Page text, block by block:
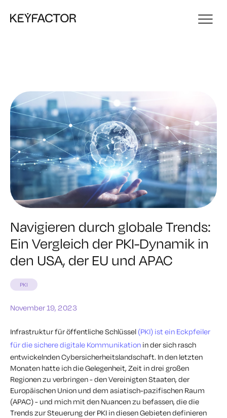
Navigieren durch globale Trends:
Ein Vergleich der PKI-Dynamik in
den USA, der EU und APAC
PKI
November 19, 2023
Infrastruktur für öffentliche Schlüssel (PKI) ist ein Eckpfeiler
für die sichere digitale Kommunikation in der sich rasch
entwickelnden Cybersicherheitslandschaft. In den letzten
Monaten hatte ich die Gelegenheit, Zeit in drei großen
Regionen zu verbringen - den Vereinigten Staaten, der
Europäischen Union und dem asiatisch-pazifischen Raum
(APAC) - und mich mit den Nuancen zu befassen, die die
Trends zur Steuerung der PKI in diesen Gebieten definieren